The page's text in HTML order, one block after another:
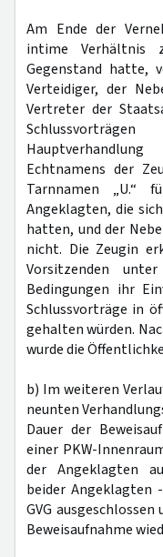
Am Ende der
intime Verhältnis
Gegenstand hatte,
Verteidiger, der
Vertreter der
Echtnamens der
Tarnnamen „U.“
Angeklagten, die
hatten, und der
nicht. Die Zeugin
Vorsitzenden
Bedingungen ihr
Schlussvorträge in
gehalten würden.
wurde die
b) Im weiteren
neunten
Dauer der
einer PKW-
der Angeklagten
beider Angeklagten
GVG
Beweisaufnahme